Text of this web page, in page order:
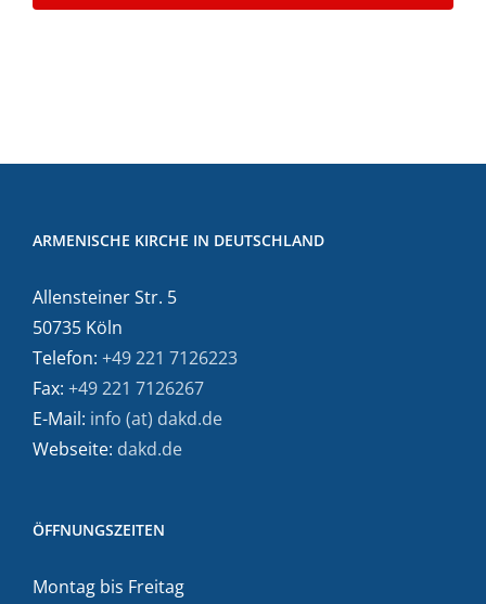
ARMENISCHE KIRCHE IN DEUTSCHLAND
Allensteiner Str. 5
50735 Köln
Telefon: +49 221 7126223
Fax: +49 221 7126267
E-Mail: info (at) dakd.de
Webseite: dakd.de
ÖFFNUNGSZEITEN
Montag bis Freitag